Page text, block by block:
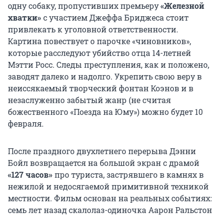
одну собаку, пропустивших премьеру«Железной
хватки»с участием Джеффа Бриджеса стоит
привлекать к уголовной ответственности.
Картина повествует о парочке «чиновников»,
которые расследуют убийство отца 14-летней
Мэтти Росс. Следы преступления, как и положено,
заводят далеко и надолго. Укрепить свою веру в
неиссякаемый творческий фонтан Коэнов и в
незаслуженно забытый жанр (не считая
божественного «Поезда на Юму») можно будет 10
февраля.
После праздного двухлетнего перерыва Дэнни
Бойл возвращается на большой экран с драмой
«127 часов»про туриста, застрявшего в камнях в
нежилой и недосягаемой примитивной техникой
местности. Фильм основан на реальных событиях:
семь лет назад скалолаз-одиночка Аарон Ральстон